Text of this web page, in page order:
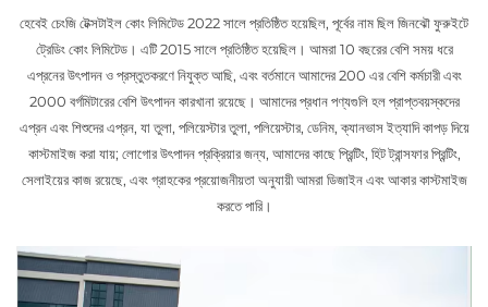
হেবেই চেংজি টেক্সটাইল কোং লিমিটেড 2022 সালে প্রতিষ্ঠিত হয়েছিল, পূর্বের নাম ছিল জিনঝৌ ফুরুইটে
ট্রেডিং কোং লিমিটেড। এটি 2015 সালে প্রতিষ্ঠিত হয়েছিল। আমরা 10 বছরের বেশি সময় ধরে
এপ্রনের উৎপাদন ও প্রস্তুতকরণে নিযুক্ত আছি, এবং বর্তমানে আমাদের 200 এর বেশি কর্মচারী এবং
2000 বর্গমিটারের বেশি উৎপাদন কারখানা রয়েছে। আমাদের প্রধান পণ্যগুলি হল প্রাপ্তবয়স্কদের
এপ্রন এবং শিশুদের এপ্রন, যা তুলা, পলিয়েস্টার তুলা, পলিয়েস্টার, ডেনিম, ক্যানভাস ইত্যাদি কাপড় দিয়ে
কাস্টমাইজ করা যায়; লোগোর উৎপাদন প্রক্রিয়ার জন্য, আমাদের কাছে প্রিন্টিং, হিট ট্রান্সফার প্রিন্টিং,
সেলাইয়ের কাজ রয়েছে, এবং গ্রাহকের প্রয়োজনীয়তা অনুযায়ী আমরা ডিজাইন এবং আকার কাস্টমাইজ
করতে পারি।